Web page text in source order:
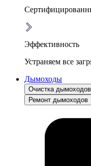
Эффективность
Устраняем все
Дымоходы
Очистка дымоходов
Ремонт дымоходов